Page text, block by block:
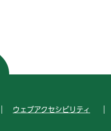
ウェブアクセシビリティ